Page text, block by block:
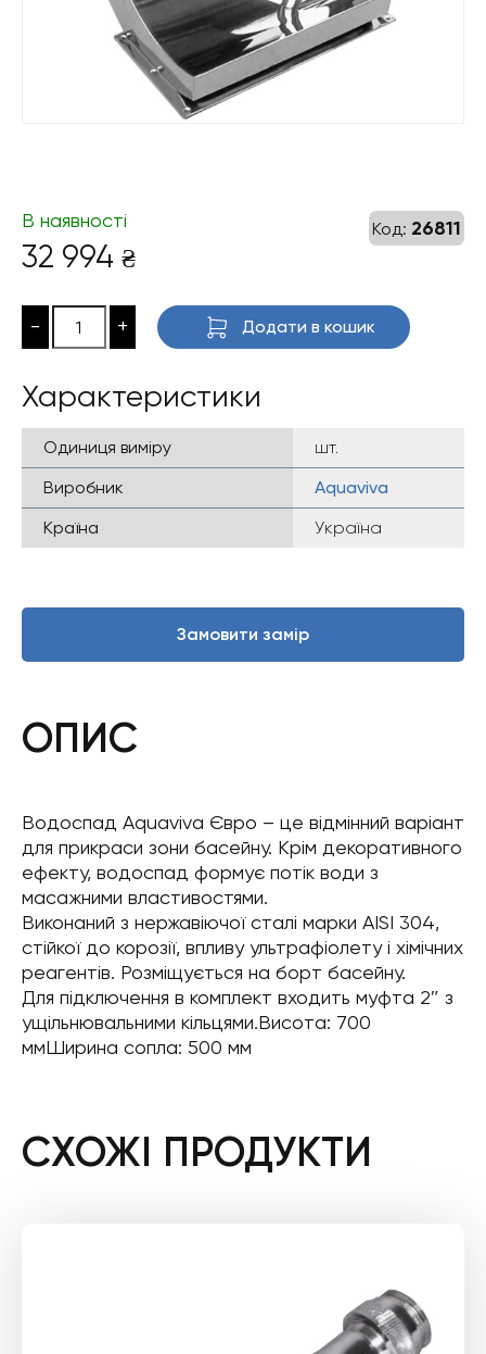
Код: 26811
В наявності
32 994 ₴
- + Додати в кошик
Характеристики
Одиниця виміру
шт.
Виробник
Aquaviva
Країна
Україна
Замовити замір
ОПИС
Водоспад Aquaviva Євро – це відмінний варіант
для прикраси зони басейну. Крім декоративного
ефекту, водоспад формує потік води з
масажними властивостями.
Виконаний з нержавіючої сталі марки AISI 304,
стійкої до корозії, впливу ультрафіолету і хімічних
реагентів. Розміщується на борт басейну.
Для підключення в комплект входить муфта 2″ з
ущільнювальними кільцями.Висота: 700
ммШирина сопла: 500 мм
СХОЖІ ПРОДУКТИ